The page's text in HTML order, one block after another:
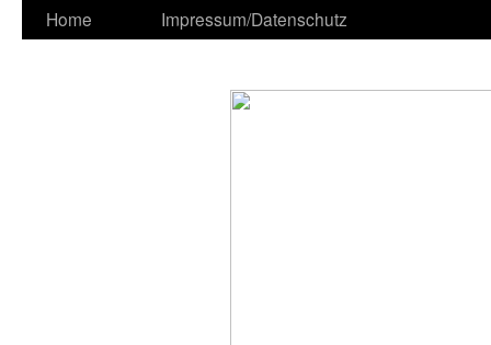
Home Impressum/Datenschutz